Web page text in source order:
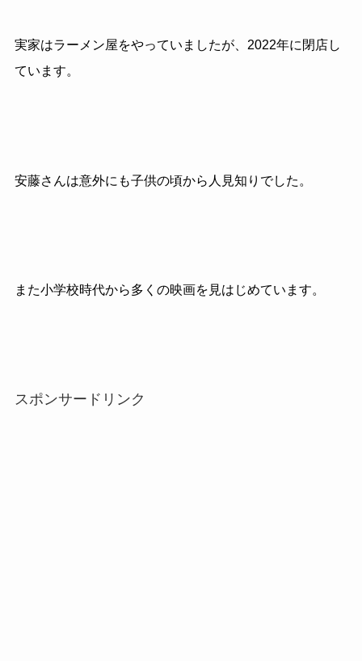
実家はラーメン屋をやっていましたが、2022年に閉店し
ています。
安藤さんは意外にも子供の頃から人見知りでした。
また小学校時代から多くの映画を見はじめています。
スポンサードリンク